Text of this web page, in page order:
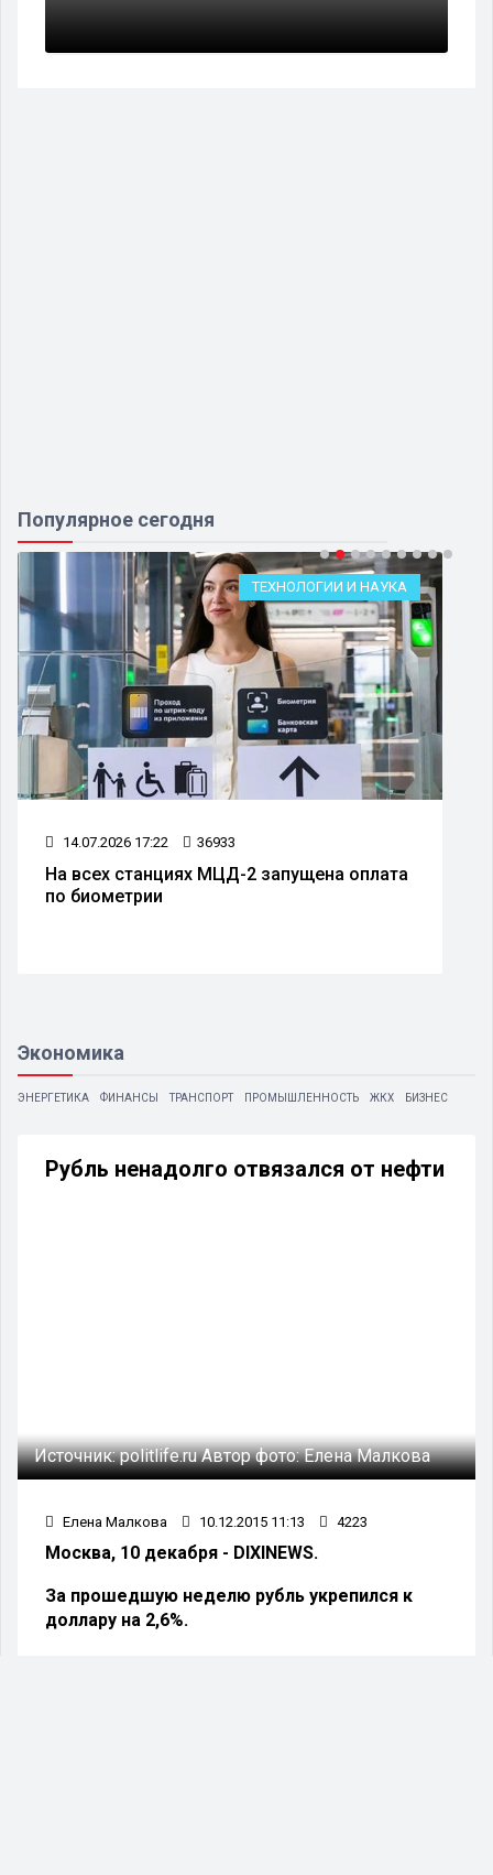
Популярное сегодня
ТЕХНОЛОГИИ И НАУКА
14.07.2026 17:22 36933
На всех станциях МЦД-2 запущена оплата
по биометрии
Экономика
ЭНЕРГЕТИКА ФИНАНСЫ ТРАНСПОРТ ПРОМЫШЛЕННОСТЬ ЖКХ БИЗНЕС
Рубль ненадолго отвязался от нефти
Источник:politlife.ruАвтор фото:Елена Малкова
Елена Малкова 10.12.2015 11:13 4223
Москва, 10 декабря - DIXINEWS.
За прошедшую неделю рубль укрепился к
доллару на 2,6%.